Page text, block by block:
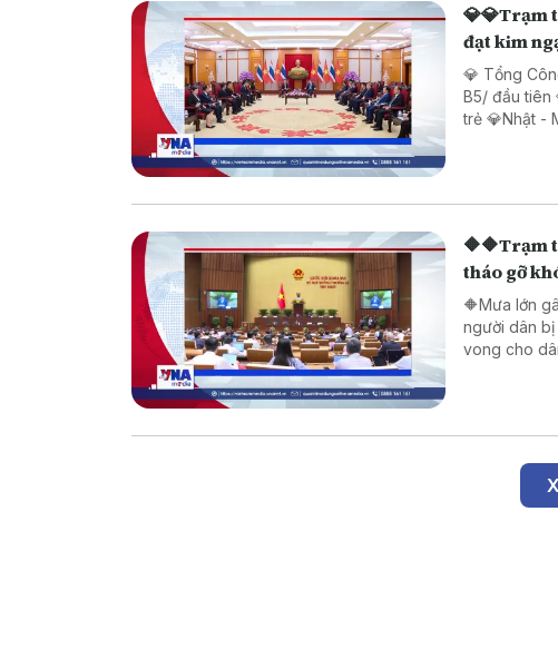
💎💎Trạm
đạt kim
💎 Tổng
B5/ đầu tiên 💎 Bảo mẫu tại cơ sở mầm non ở TP.HCM thừa nhận bạo hành hai
trẻ 💎Nhật -
🔶🔶Trạm
tháo gỡ
🔶Mưa lớn
người dân
vong cho